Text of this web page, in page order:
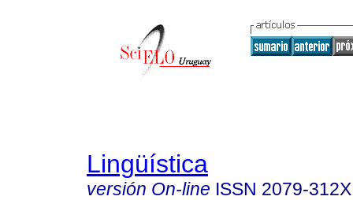
Lingüística
versión On-line ISSN 2079-312X